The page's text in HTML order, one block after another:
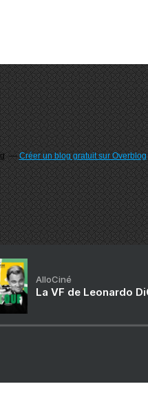
Créer un blog gratuit sur Overblog
AlloCiné
La VF de Leonardo